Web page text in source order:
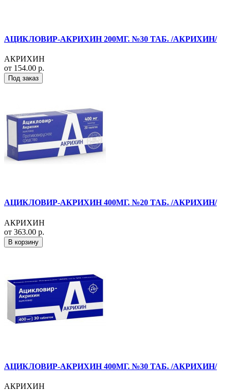
АЦИКЛОВИР-АКРИХИН 200МГ. №30 ТАБ. /АКРИХИН/
АКРИХИН
от 154.00 р.
Под заказ
АЦИКЛОВИР-АКРИХИН 400МГ. №20 ТАБ. /АКРИХИН/
АКРИХИН
от 363.00 р.
В корзину
АЦИКЛОВИР-АКРИХИН 400МГ. №30 ТАБ. /АКРИХИН/
АКРИХИН